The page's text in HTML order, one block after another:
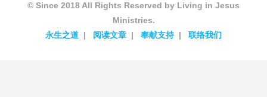
© Since 2018 All Rights Reserved by Living in Jesus
Ministries.
永生之道
阅读文章 奉献支持 联络我们